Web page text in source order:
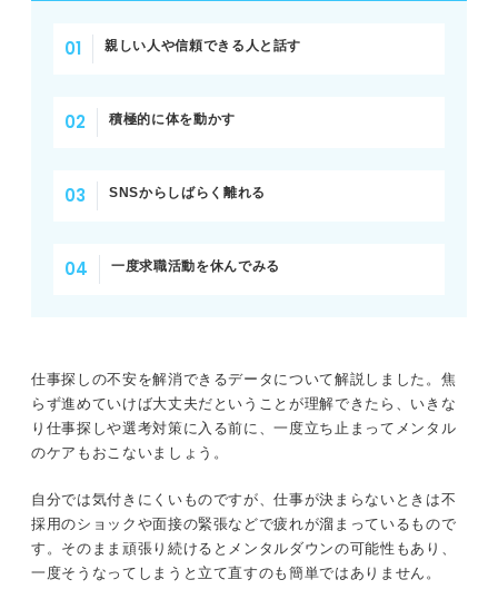
親しい人や信頼できる人と話す
積極的に体を動かす
SNSからしばらく離れる
一度求職活動を休んでみる
仕事探しの不安を解消できるデータについて解説しました。焦
らず進めていけば大丈夫だということが理解できたら、いきな
り仕事探しや選考対策に入る前に、一度立ち止まってメンタル
のケアもおこないましょう。
自分では気付きにくいものですが、仕事が決まらないときは不
採用のショックや面接の緊張などで疲れが溜まっているもので
す。そのまま頑張り続けるとメンタルダウンの可能性もあり、
一度そうなってしまうと立て直すのも簡単ではありません。